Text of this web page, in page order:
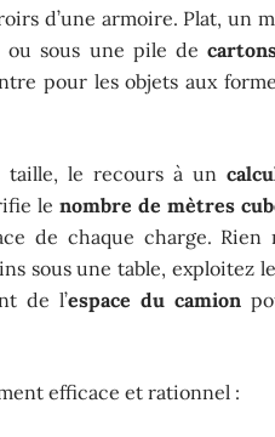
d’une armoire. Plat, un
sous une pile de
pour les objets aux
le recours à un
lenombre de mètres
de chaque charge.
sous une table, exploitez
de l’espace du camion
efficace et rationnel :